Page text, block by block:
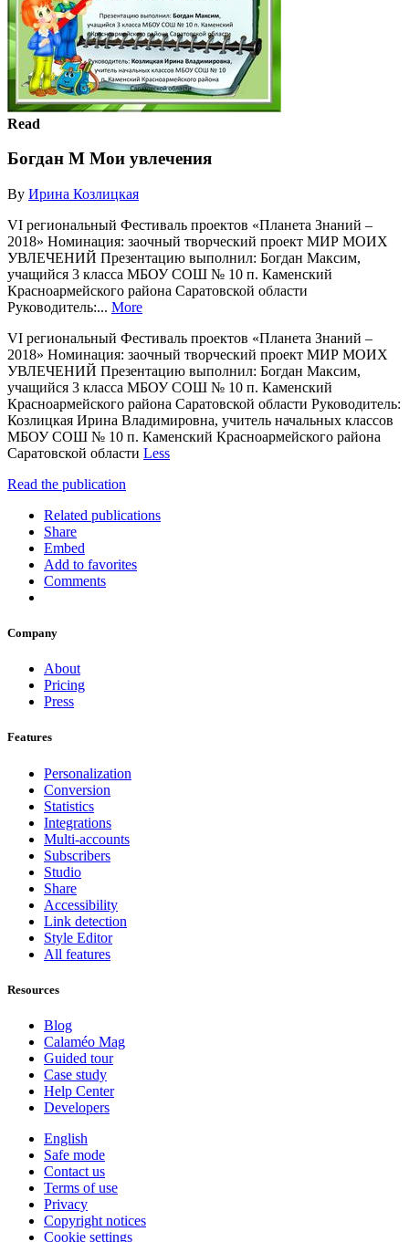
Read
Богдан М Мои увлечения
By Ирина Козлицкая
VI региональный Фестиваль проектов «Планета Знаний –
2018» Номинация: заочный творческий проект МИР МОИХ
УВЛЕЧЕНИЙ Презентацию выполнил: Богдан Максим,
учащийся 3 класса МБОУ СОШ № 10 п. Каменский
Красноармейского района Саратовской области
Руководитель:... More
VI региональный Фестиваль проектов «Планета Знаний –
2018» Номинация: заочный творческий проект МИР МОИХ
УВЛЕЧЕНИЙ Презентацию выполнил: Богдан Максим,
учащийся 3 класса МБОУ СОШ № 10 п. Каменский
Красноармейского района Саратовской области Руководитель:
Козлицкая Ирина Владимировна, учитель начальных классов
МБОУ СОШ № 10 п. Каменский Красноармейского района
Саратовской области Less
Read the publication
Related publications
Share
Embed
Add to favorites
Comments
Company
About
Pricing
Press
Features
Personalization
Conversion
Statistics
Integrations
Multi-accounts
Subscribers
Studio
Share
Accessibility
Link detection
Style Editor
All features
Resources
Blog
Calaméo Mag
Guided tour
Case study
Help Center
Developers
English
Safe mode
Contact us
Terms of use
Privacy
Copyright notices
Cookie settings